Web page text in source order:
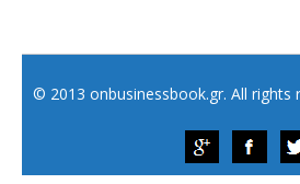
© 2013 onbusinessbook.gr. All rights